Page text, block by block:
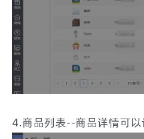
4.商品列表--商品详情可以